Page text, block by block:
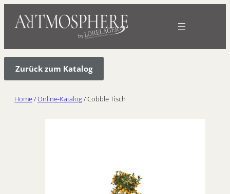
Zurück zum Katalog
Home/Online-Katalog/ Cobble Tisch